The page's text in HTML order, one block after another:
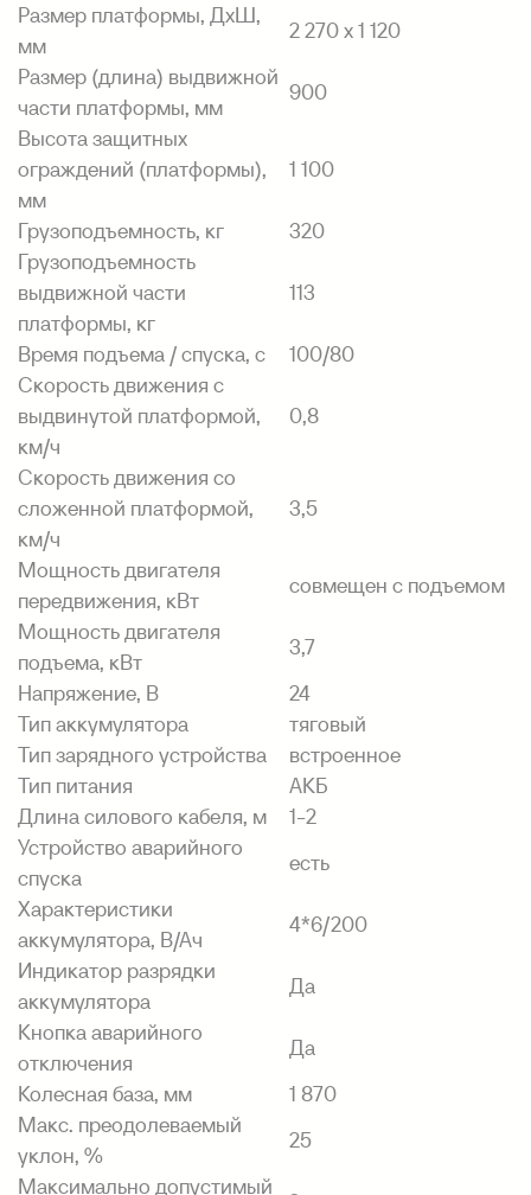
Размер платформы, ДхШ,
мм
2 270 х 1 120
Размер (длина) выдвижной
части платформы, мм
900
Высота защитных
ограждений (платформы),
мм
1 100
Грузоподъемность, кг
320
Грузоподъемность
выдвижной части
платформы, кг
113
Время подъема / спуска, с
100/80
Скорость движения с
выдвинутой платформой,
км/ч
0,8
Скорость движения со
сложенной платформой,
км/ч
3,5
Мощность двигателя
передвижения, кВт
совмещен с подъемом
Мощность двигателя
подъема, кВт
3,7
Напряжение, В
24
Тип аккумулятора
тяговый
Тип зарядного устройства
встроенное
Тип питания
АКБ
Длина силового кабеля, м
1-2
Устройство аварийного
спуска
есть
Характеристики
аккумулятора, В/Ач
4*6/200
Индикатор разрядки
аккумулятора
Да
Кнопка аварийного
отключения
Да
Колесная база, мм
1 870
Макс. преодолеваемый
уклон, %
25
Максимально допустимый